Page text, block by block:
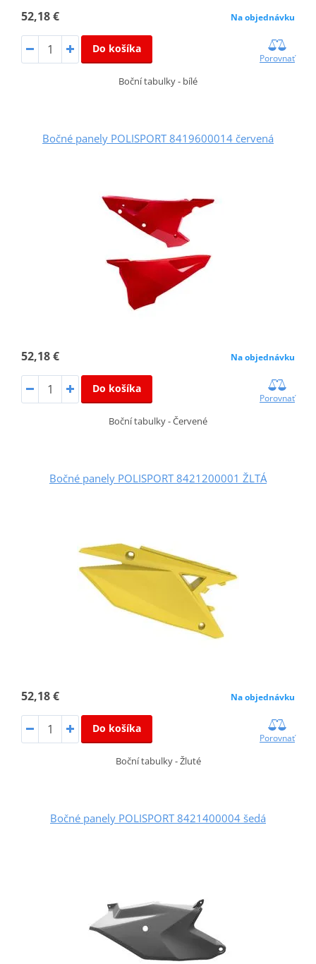
52,18 € Na objednávku
Do košíka
Porovnať
Boční tabulky - bílé
Bočné panely POLISPORT 8419600014 červená
52,18 € Na objednávku
Do košíka
Porovnať
Boční tabulky - Červené
Bočné panely POLISPORT 8421200001 ŽLTÁ
52,18 € Na objednávku
Do košíka
Porovnať
Boční tabulky - Žluté
Bočné panely POLISPORT 8421400004 šedá